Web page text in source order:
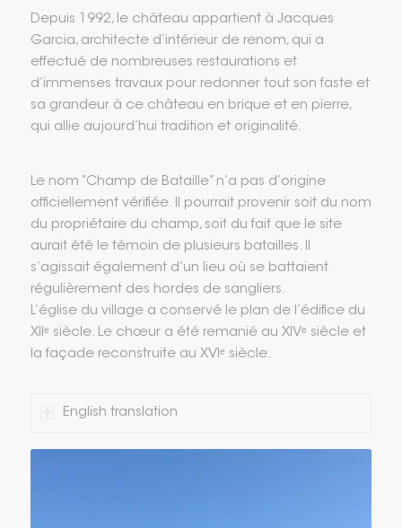
Depuis 1992, le château appartient à Jacques
Garcia, architecte d’intérieur de renom, qui a
effectué de nombreuses restaurations et
d’immenses travaux pour redonner tout son faste et
sa grandeur à ce château en brique et en pierre,
qui allie aujourd’hui tradition et originalité.
Le nom “Champ de Bataille” n’a pas d’origine
officiellement vérifiée. Il pourrait provenir soit du nom
du propriétaire du champ, soit du fait que le site
aurait été le témoin de plusieurs batailles. Il
s’agissait également d’un lieu où se battaient
régulièrement des hordes de sangliers.
L’église du village a conservé le plan de l’édifice du
XIIᵉ siècle. Le chœur a été remanié au XIVᵉ siècle et
la façade reconstruite au XVIᵉ siècle.
English translation